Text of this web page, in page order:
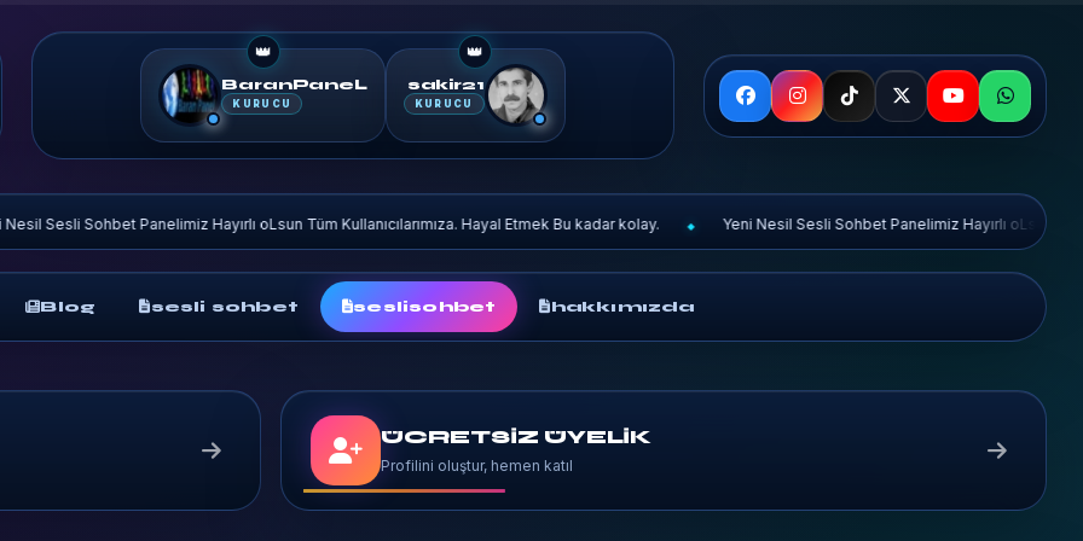
👑
BaranPaneL
KURUCU
👑
sakir21
KURUCU
Hayırlı oLsun Tüm Kullanıcılarımıza. Hayal Etmek Bu kadar kolay. ◆ Yeni Nesil Sesli Sohbet Panelimiz Hayırlı oLsun Tüm Kullanıcılarımıza.
Blog sesli sohbet seslisohbet hakkımızda
ÜCRETSİZ ÜYELİK
Profilini oluştur, hemen katıl